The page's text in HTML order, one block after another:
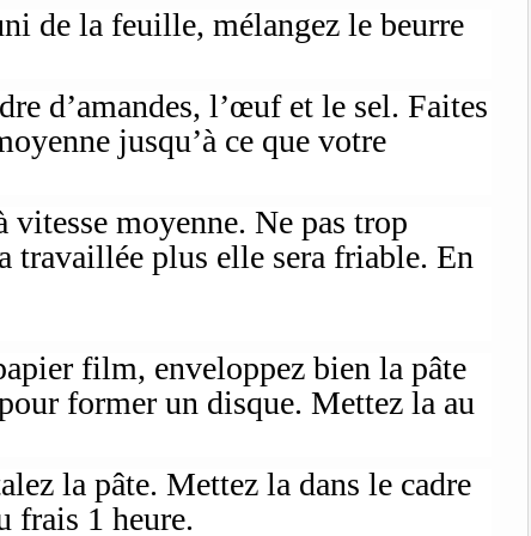
de la feuille, mélangez le beurre
d’amandes, l’œuf et le sel. Faites
jusqu’à ce que votre
moyenne. Ne pas trop
travaillée plus elle sera friable. En
film, enveloppez bien la pâte
former un disque. Mettez la au
la pâte. Mettez la dans le cadre
frais 1 heure.